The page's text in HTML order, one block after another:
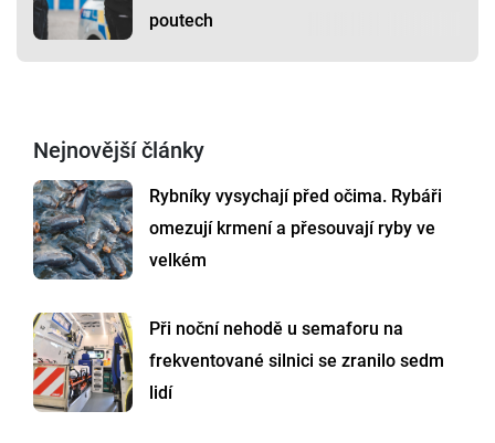
poutech
Nejnovější články
Rybníky vysychají před očima. Rybáři
omezují krmení a přesouvají ryby ve
velkém
Při noční nehodě u semaforu na
frekventované silnici se zranilo sedm
lidí